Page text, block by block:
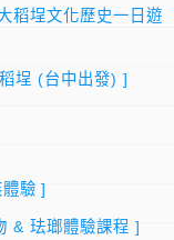
稻埕文化歷史一日遊
埕 (台中出發) ]
驗 ]
& 珐瑯體驗課程 ]